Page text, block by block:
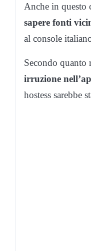
Anche in questo
sapere fonti
al console
Secondo quanto
irruzione
hostess sarebbe